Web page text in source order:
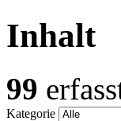
Inhalt
99
Kategorie